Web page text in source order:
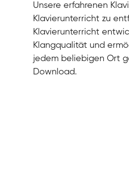
Unsere erfahrenen
Klavierunterricht zu
Klavierunterricht
Klangqualität und
jedem beliebigen Ort
Download.